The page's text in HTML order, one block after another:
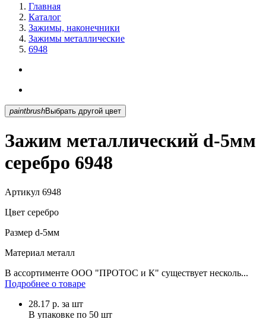
Главная
Каталог
Зажимы, наконечники
Зажимы металлические
6948
paintbrush Выбрать другой цвет
Зажим металлический d-5мм
серебро 6948
Артикул 6948
Цвет серебро
Размер d-5мм
Материал металл
В ассортименте ООО "ПРОТОС и К" существует несколь...
Подробнее о товаре
28.17 р. за шт
В упаковке по 50 шт